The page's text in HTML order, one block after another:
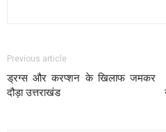
Previous article
ड्रग्स और करप्शन के खिलाफ जमकर
दौड़ा उत्तराखंड